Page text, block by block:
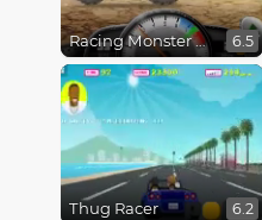
Racing Monster Trucks 6.5
Thug Racer 6.2